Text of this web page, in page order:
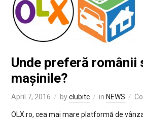
Unde preferă românii
mașinile?
April 7, 2016 byclubitc in NEWS
OLX.ro, cea mai mare platformă de